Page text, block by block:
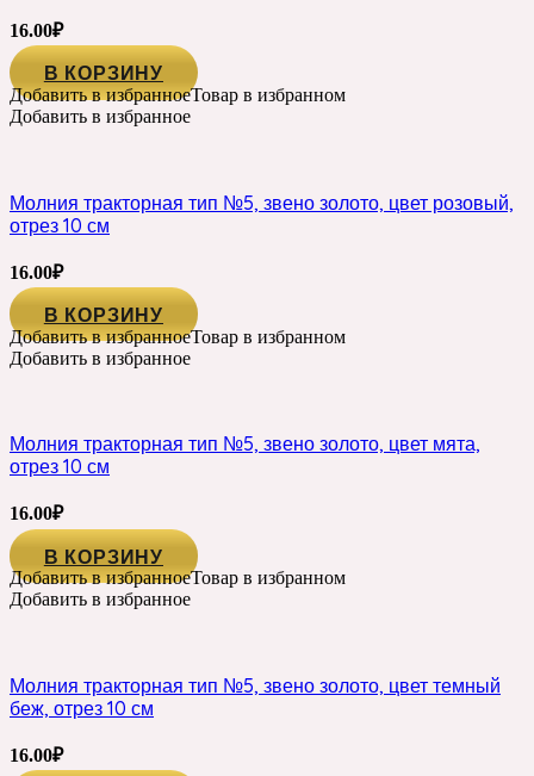
16.00₽
В КОРЗИНУ
Добавить в избранноеТовар в избранном
Добавить в избранное
Молния тракторная тип №5, звено золото, цвет розовый,
отрез 10 см
16.00₽
В КОРЗИНУ
Добавить в избранноеТовар в избранном
Добавить в избранное
Молния тракторная тип №5, звено золото, цвет мята,
отрез 10 см
16.00₽
В КОРЗИНУ
Добавить в избранноеТовар в избранном
Добавить в избранное
Молния тракторная тип №5, звено золото, цвет темный
беж, отрез 10 см
16.00₽